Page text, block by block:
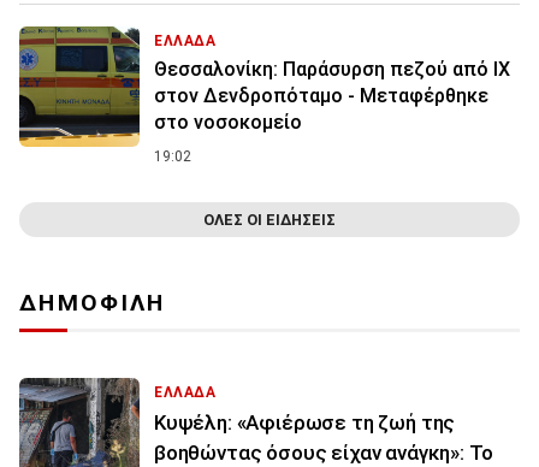
ΕΛΛΑΔΑ
Θεσσαλονίκη: Παράσυρση πεζού από ΙΧ
στον Δενδροπόταμο - Μεταφέρθηκε
στο νοσοκομείο
19:02
ΟΛΕΣ ΟΙ ΕΙΔΗΣΕΙΣ
ΔΗΜΟΦΙΛΗ
ΕΛΛΑΔΑ
Κυψέλη: «Αφιέρωσε τη ζωή της
βοηθώντας όσους είχαν ανάγκη»: Το